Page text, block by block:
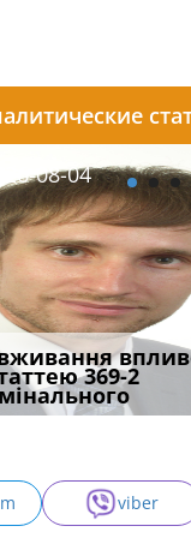
05
військової
за ігн
08-04
369-2
2026-07-23
під
стану:
viber